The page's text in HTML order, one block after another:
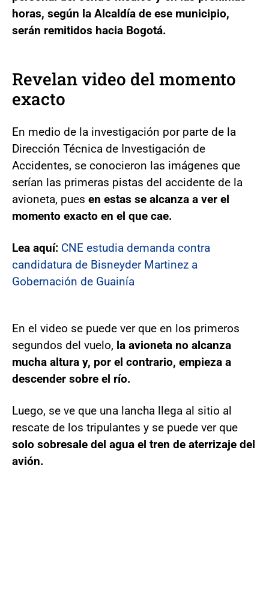
horas, según la Alcaldía de ese municipio,
serán remitidos hacia Bogotá.
Revelan video del momento
exacto
En medio de la investigación por parte de la
Dirección Técnica de Investigación de
Accidentes, se conocieron las imágenes que
serían las primeras pistas del accidente de la
avioneta, pues en estas se alcanza a ver el
momento exacto en el que cae.
Lea aquí: CNE estudia demanda contra
candidatura de Bisneyder Martinez a
Gobernación de Guainía
En el video se puede ver que en los primeros
segundos del vuelo, la avioneta no alcanza
mucha altura y, por el contrario, empieza a
descender sobre el río.
Luego, se ve que una lancha llega al sitio al
rescate de los tripulantes y se puede ver que
solo sobresale del agua el tren de aterrizaje del
avión.